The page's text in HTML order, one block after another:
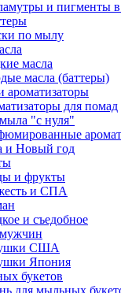
и пигменты
по мылу
масла
масла (баттеры)
для помад
"с нуля"
и Новый год
и фрукты
и СПА
и съедобное
США
Япония
букетов
для мыльных